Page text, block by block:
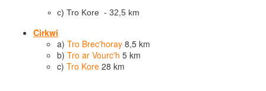
c) Tro Kore - 32,5 km
Cirkwi
a) Tro Brec'horay 8,5 km
b) Tro ar Vourc'h 5 km
c) Tro Kore 28 km